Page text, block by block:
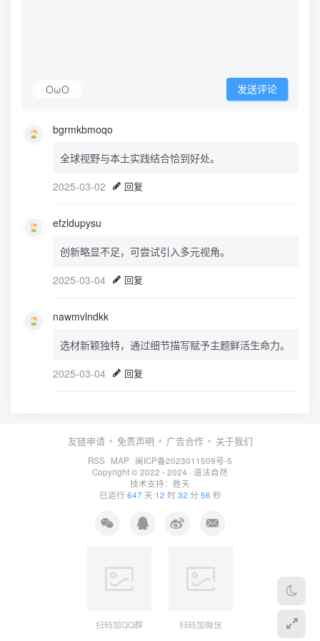
OωO 发送评论
bgrmkbmoqo
全球视野与本土实践结合恰到好处。
2025-03-02
回复
efzldupysu
创新略显不足，可尝试引入多元视角。
2025-03-04
回复
nawmvlndkk
选材新颖独特，通过细节描写赋予主题鲜活生命力。
2025-03-04
回复
友链申请 免责声明 广告合作 关于我们
RSS MAP
闽ICP备2023011509号-5
Copyright © 2022 - 2024 · 道法自然
技术支持： 胜天
已运行 647 天 12 时 32 分 56 秒
扫码加QQ群 扫码加微信